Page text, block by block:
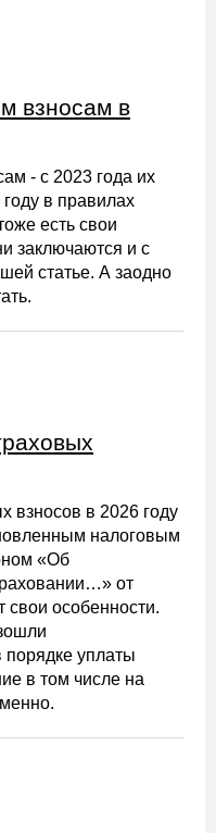
взносам в
- с 2023 года их
в правилах
есть свои
заключаются и с
статье. А заодно
взносов в 2026 году
налоговым
«Об
от
особенности.
уплаты
в том числе на